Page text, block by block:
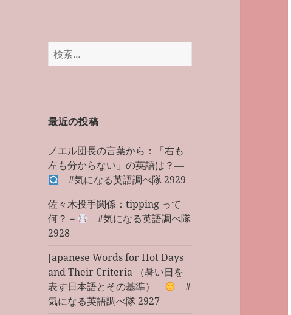
検
索:
最近の投稿
ノエル団長の言葉から：「右も
左も分からない」の英語は？―
―#気になる英語調べ隊 2929
佐々木投手関係：tipping って
何？－
―#気になる英語調べ隊
2928
Japanese Words for Hot Days
and Their Criteria （暑い日を
表す日本語とその基準）―
―#
気になる英語調べ隊 2927